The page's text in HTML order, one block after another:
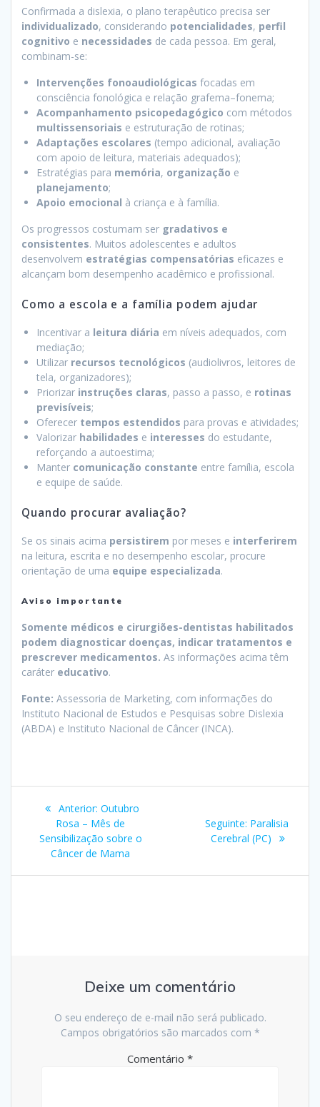
Confirmada a dislexia, o plano terapêutico precisa ser
individualizado, considerando potencialidades, perfil
cognitivo e necessidades de cada pessoa. Em geral,
combinam-se:
Intervenções fonoaudiológicas focadas em
consciência fonológica e relação grafema–fonema;
Acompanhamento psicopedagógico com métodos
multissensoriais e estruturação de rotinas;
Adaptações escolares (tempo adicional, avaliação
com apoio de leitura, materiais adequados);
Estratégias para memória, organização e
planejamento;
Apoio emocional à criança e à família.
Os progressos costumam ser gradativos e
consistentes. Muitos adolescentes e adultos
desenvolvem estratégias compensatórias eficazes e
alcançam bom desempenho acadêmico e profissional.
Como a escola e a família podem ajudar
Incentivar a leitura diária em níveis adequados, com
mediação;
Utilizar recursos tecnológicos (audiolivros, leitores de
tela, organizadores);
Priorizar instruções claras, passo a passo, e rotinas
previsíveis;
Oferecer tempos estendidos para provas e atividades;
Valorizar habilidades e interesses do estudante,
reforçando a autoestima;
Manter comunicação constante entre família, escola
e equipe de saúde.
Quando procurar avaliação?
Se os sinais acima persistirem por meses e interferirem
na leitura, escrita e no desempenho escolar, procure
orientação de uma equipe especializada.
Aviso importante
Somente médicos e cirurgiões-dentistas habilitados
podem diagnosticar doenças, indicar tratamentos e
prescrever medicamentos. As informações acima têm
caráter educativo.
Fonte: Assessoria de Marketing, com informações do
Instituto Nacional de Estudos e Pesquisas sobre Dislexia
(ABDA) e Instituto Nacional de Câncer (INCA).
Navegação
de
Post
Anterior: Post
anterior:
Outubro
Rosa – Mês de
Sensibilização sobre o
Câncer de Mama
Seguinte: Post
seguinte:
Paralisia
Cerebral (PC)
Deixe um comentário
O seu endereço de e-mail não será publicado.
Campos obrigatórios são marcados com *
Comentário *